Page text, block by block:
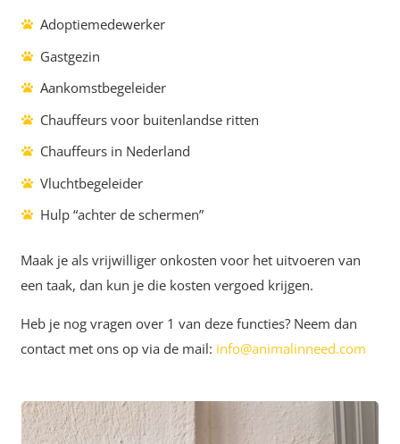
Adoptiemedewerker
Gastgezin
Aankomstbegeleider
Chauffeurs voor buitenlandse ritten
Chauffeurs in Nederland
Vluchtbegeleider
Hulp “achter de schermen”
Maak je als vrijwilliger onkosten voor het uitvoeren van
een taak, dan kun je die kosten vergoed krijgen.
Heb je nog vragen over 1 van deze functies? Neem dan
contact met ons op via de mail: info@animalinneed.com